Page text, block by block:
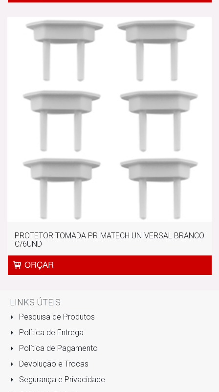
PROTETOR TOMADA PRIMATECH UNIVERSAL BRANCO
C/6UND
LINKS ÚTEIS
Pesquisa de Produtos
Política de Entrega
Política de Pagamento
Devolução e Trocas
Segurança e Privacidade